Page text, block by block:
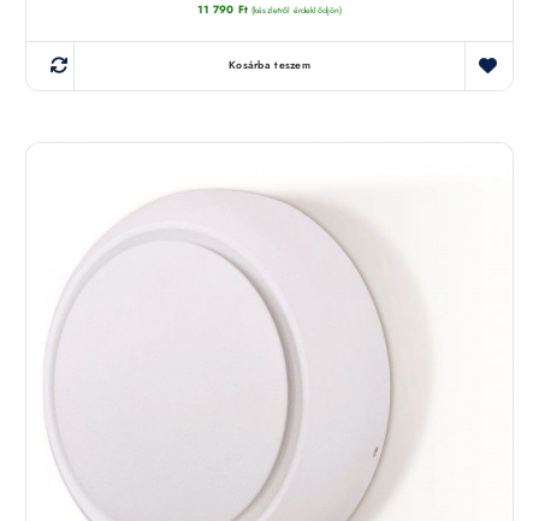
11 790 Ft (készletről érdeklődjön)
Kosárba teszem